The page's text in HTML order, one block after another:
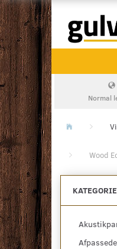
Normal
Wood